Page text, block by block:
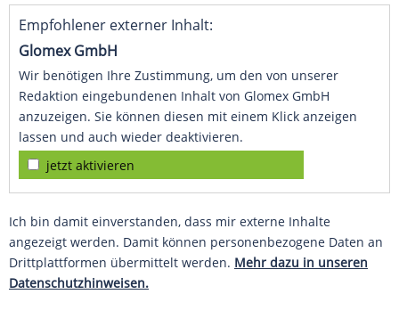
Empfohlener externer Inhalt:
Glomex GmbH
Wir benötigen Ihre Zustimmung, um den von unserer
Redaktion eingebundenen Inhalt von Glomex GmbH
anzuzeigen. Sie können diesen mit einem Klick anzeigen
lassen und auch wieder deaktivieren.
jetzt aktivieren
Ich bin damit einverstanden, dass mir externe Inhalte
angezeigt werden. Damit können personenbezogene Daten an
Drittplattformen übermittelt werden. Mehr dazu in unseren
Datenschutzhinweisen.